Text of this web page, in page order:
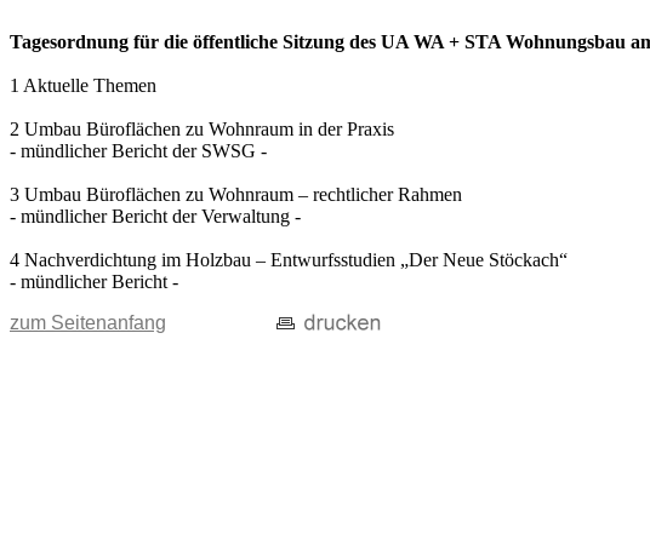
Tagesordnung für die öffentliche Sitzung des UA WA + STA Wohnungsbau
1 Aktuelle Themen
2 Umbau Büroflächen zu Wohnraum in der Praxis
- mündlicher Bericht der SWSG -
3 Umbau Büroflächen zu Wohnraum – rechtlicher Rahmen
- mündlicher Bericht der Verwaltung -
4 Nachverdichtung im Holzbau – Entwurfsstudien „Der Neue Stöckach“
- mündlicher Bericht -
zum Seitenanfang